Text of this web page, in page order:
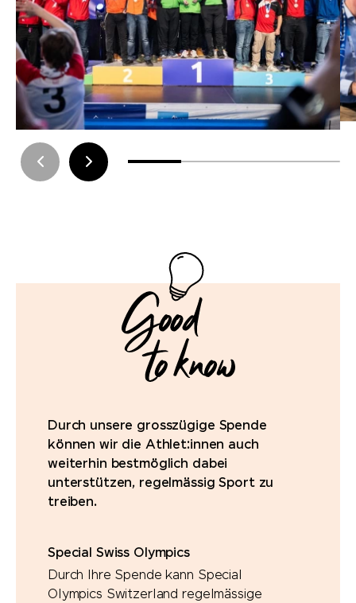
Durch unsere grosszügige Spende
können wir die Athlet:innen auch
weiterhin bestmöglich dabei
unterstützen, regelmässig Sport zu
treiben.
Special Swiss Olympics
Durch Ihre Spende kann Special
Olympics Switzerland regelmässige